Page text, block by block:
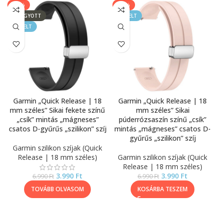
-43%
ELFOGYOTT
KIEMELT
Garmin „Quick Release | 18
mm széles” Sikai fekete színű
„csík” mintás „mágneses”
csatos D-gyűrűs „szilikon” szíj
Garmin szilikon szíjak (Quick
Release | 18 mm széles)
6.990Ft 3.990 Ft
TOVÁBB OLVASOM
-43%
KIEMELT
Garmin „Quick Release | 18
mm széles” Sikai
púderrózsaszín színű „csík”
mintás „mágneses” csatos D-
gyűrűs „szilikon” szíj
Garmin szilikon szíjak (Quick
Release | 18 mm széles)
6.990Ft 3.990 Ft
KOSÁRBA TESZEM